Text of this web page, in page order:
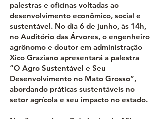
palestras e oficinas voltadas ao
desenvolvimento econômico, social e
sustentável. No dia 6 de junho, às 14h,
no Auditório das Árvores, o engenheiro
agrônomo e doutor em administração
Xico Graziano apresentará a palestra
“O Agro Sustentável e Seu
Desenvolvimento no Mato Grosso”,
abordando práticas sustentáveis no
setor agrícola e seu impacto no estado.